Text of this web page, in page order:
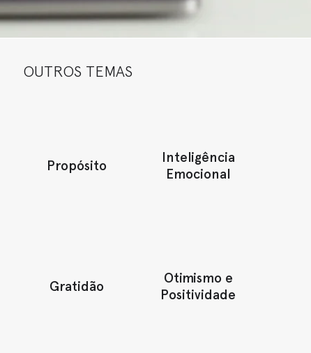
OUTROS TEMAS
Propósito
Inteligência
Emocional
Gratidão
Otimismo e
Positividade